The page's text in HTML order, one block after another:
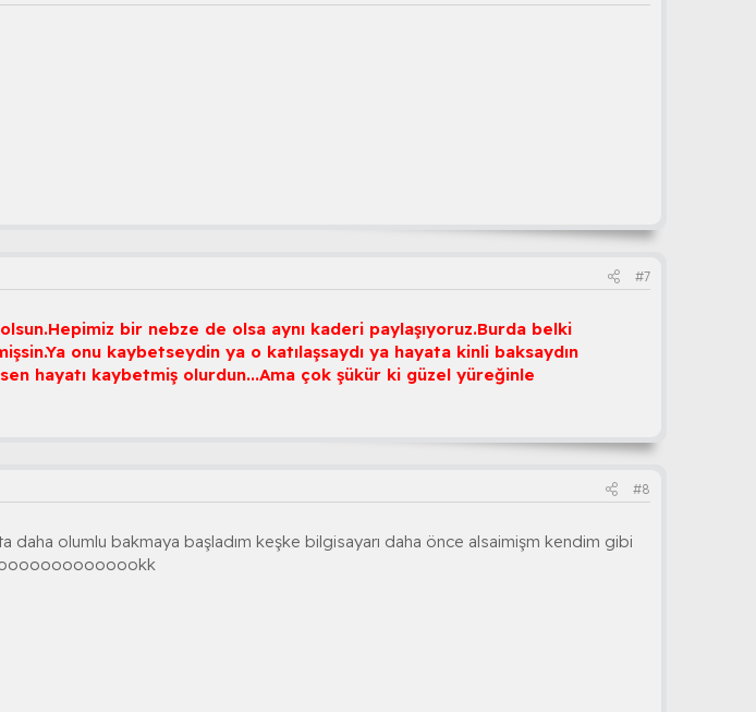
#7
bir nebze de olsa aynı kaderi paylaşıyoruz.Burda belki
onu kaybetseydin ya o katılaşsaydı ya hayata kinli baksaydın
hayatı kaybetmiş olurdun...Ama çok şükür ki güzel yüreğinle
#8
daha olumlu bakmaya başladım keşke bilgisayarı daha önce alsaimişm kendim gibi